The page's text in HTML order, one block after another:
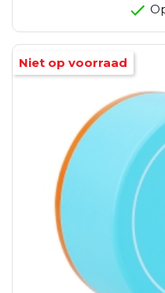
Niet op voorraad